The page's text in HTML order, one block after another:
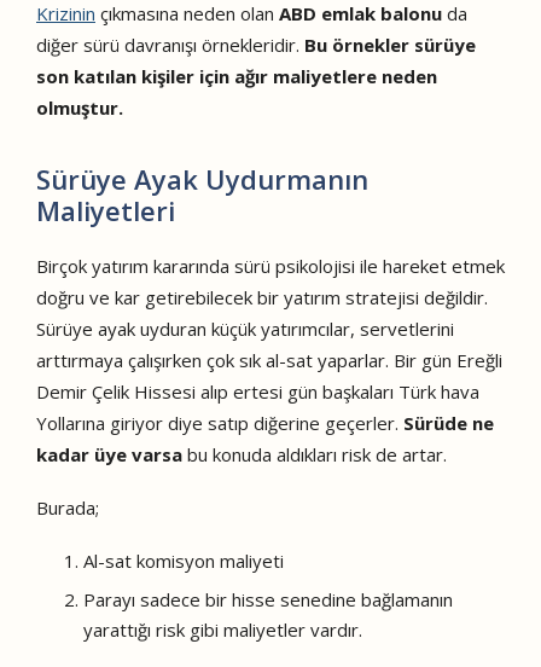
Krizinin çıkmasına neden olan ABD emlak balonu da
diğer sürü davranışı örnekleridir. Bu örnekler sürüye
son katılan kişiler için ağır maliyetlere neden
olmuştur.
Sürüye Ayak Uydurmanın
Maliyetleri
Birçok yatırım kararında sürü psikolojisi ile hareket etmek
doğru ve kar getirebilecek bir yatırım stratejisi değildir.
Sürüye ayak uyduran küçük yatırımcılar, servetlerini
arttırmaya çalışırken çok sık al-sat yaparlar. Bir gün Ereğli
Demir Çelik Hissesi alıp ertesi gün başkaları Türk hava
Yollarına giriyor diye satıp diğerine geçerler. Sürüde ne
kadar üye varsa bu konuda aldıkları risk de artar.
Burada;
Al-sat komisyon maliyeti
Parayı sadece bir hisse senedine bağlamanın
yarattığı risk gibi maliyetler vardır.